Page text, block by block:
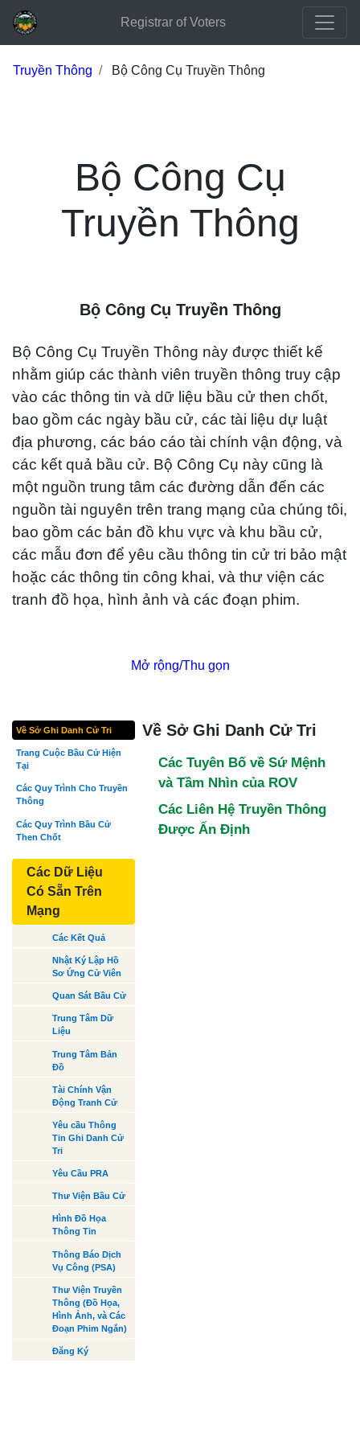
Registrar of Voters
Truyền Thông Bộ Công Cụ Truyền Thông
Bộ Công Cụ
Truyền Thông
Bộ Công Cụ Truyền Thông
Bộ Công Cụ Truyền Thông này được thiết kế
nhằm giúp các thành viên truyền thông truy cập
vào các thông tin và dữ liệu bầu cử then chốt,
bao gồm các ngày bầu cử, các tài liệu dự luật
địa phương, các báo cáo tài chính vận động, và
các kết quả bầu cử. Bộ Công Cụ này cũng là
một nguồn trung tâm các đường dẫn đến các
nguồn tài nguyên trên trang mạng của chúng tôi,
bao gồm các bản đồ khu vực và khu bầu cử,
các mẫu đơn để yêu cầu thông tin cử tri bảo mật
hoặc các thông tin công khai, và thư viện các
tranh đồ họa, hình ảnh và các đoạn phim.
Mở rộng/Thu gọn
Về Sở Ghi Danh Cử Tri
Trang Cuộc Bầu Cử Hiện
Tại
Các Quy Trình Cho Truyền
Thông
Các Quy Trình Bầu Cử
Then Chốt
Các Dữ Liệu
Có Sẵn Trên
Mạng
Các Kết Quả
Nhật Ký Lập Hồ
Sơ Ứng Cử Viên
Quan Sát Bầu Cử
Trung Tâm Dữ
Liệu
Trung Tâm Bản
Đồ
Tài Chính Vận
Động Tranh Cử
Yêu cầu Thông
Tin Ghi Danh Cử
Tri
Yêu Cầu PRA
Thư Viện Bầu Cử
Hình Đồ Họa
Thông Tin
Thông Báo Dịch
Vụ Công (PSA)
Thư Viện Truyền
Thông (Đồ Họa,
Hình Ảnh, và Các
Đoạn Phim Ngắn)
Đăng Ký
Về Sở Ghi Danh Cử Tri
Các Tuyên Bố về Sứ Mệnh
và Tầm Nhìn của ROV
Các Liên Hệ Truyền Thông
Được Ấn Định